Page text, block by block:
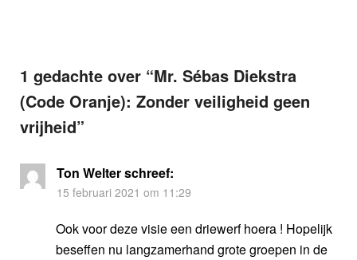
1 gedachte over “Mr. Sébas Diekstra
(Code Oranje): Zonder veiligheid geen
vrijheid”
Ton Welterschreef:
15 februari 2021 om 11:29
Ook voor deze visie een driewerf hoera ! Hopelijk
beseffen nu langzamerhand grote groepen in de